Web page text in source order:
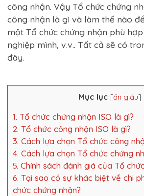
công nhận. Vậy Tổ chức chứng
công nhận là gì và làm thế nào
một Tổ chức chứng nhận phù
nghiệp mình, v.v.. Tất cả sẽ có
đây.
Mục lục [ẩn giấu]
1. Tổ chức chứng nhận ISO là gì?
2. Tổ chức công nhận ISO là gì?
3. Cách lựa chọn Tổ chức công
4. Cách lựa chọn Tổ chức chứng
5. Chính sách đánh giá của Tổ
6. Tại sao có sự khác biệt về chi
chức chứng nhận?